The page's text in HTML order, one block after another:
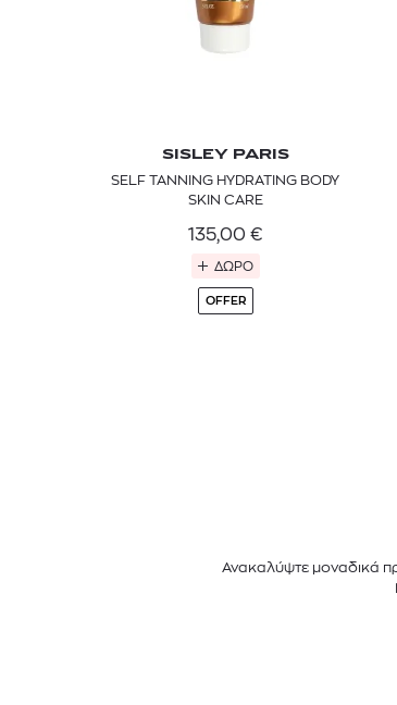
SISLEY PARIS
SELF TANNING HYDRATING BODY
SKIN CARE
135,00 €
ΔΩΡΟ
OFFER
Ανακαλύψτε μοναδικά